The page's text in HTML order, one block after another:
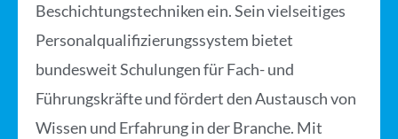
Beschichtungstechniken ein. Sein vielseitiges
Personalqualifizierungssystem bietet
bundesweit Schulungen für Fach- und
Führungskräfte und fördert den Austausch von
Wissen und Erfahrung in der Branche. Mit